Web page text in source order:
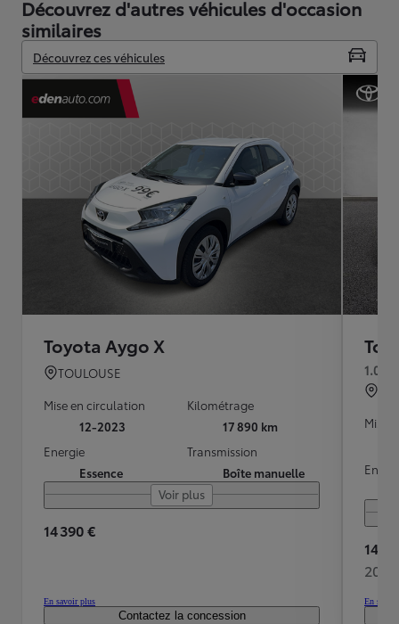
Découvrez d'autres véhicules d'occasion
similaires
Découvrez ces véhicules
Toyota Aygo X
TOULOUSE
Mise en circulation
12-2023
Kilométrage
17 890 km
Energie
Essence
Transmission
Boîte manuelle
Voir plus
14 390 €
En savoir plus
Contactez la concession
1.0
Mise
14
206
En